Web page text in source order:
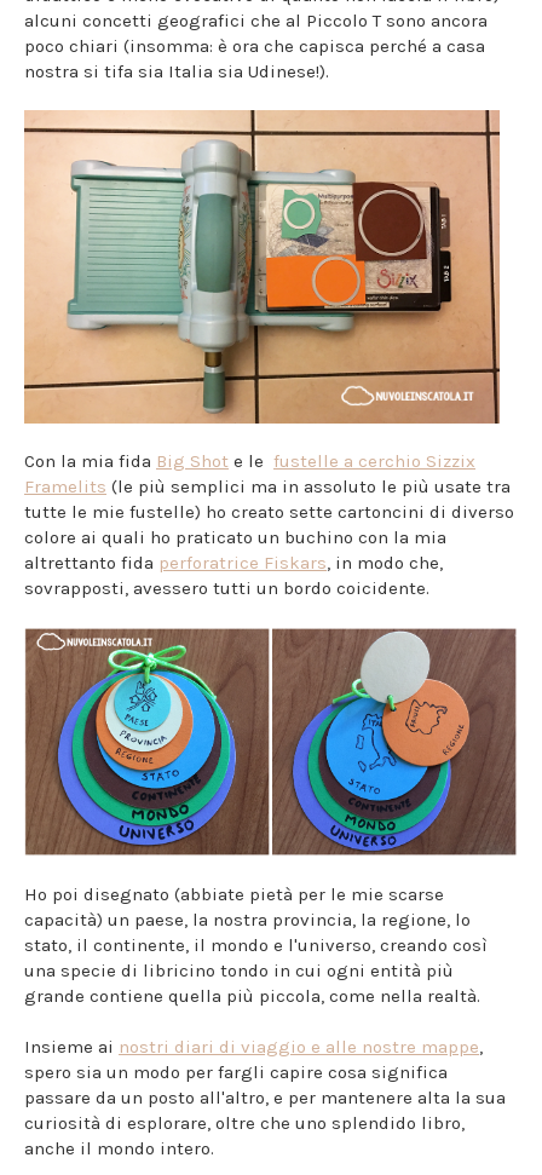
alcuni concetti geografici che al Piccolo T sono ancora
poco chiari (insomma: è ora che capisca perché a casa
nostra si tifa sia Italia sia Udinese!).
Con la mia fida Big Shot e le fustelle a cerchio Sizzix
Framelits (le più semplici ma in assoluto le più usate tra
tutte le mie fustelle) ho creato sette cartoncini di diverso
colore ai quali ho praticato un buchino con la mia
altrettanto fida perforatrice Fiskars, in modo che,
sovrapposti, avessero tutti un bordo coicidente.
Ho poi disegnato (abbiate pietà per le mie scarse
capacità) un paese, la nostra provincia, la regione, lo
stato, il continente, il mondo e l'universo, creando così
una specie di libricino tondo in cui ogni entità più
grande contiene quella più piccola, come nella realtà.
Insieme ai nostri diari di viaggio e alle nostre mappe,
spero sia un modo per fargli capire cosa significa
passare da un posto all'altro, e per mantenere alta la sua
curiosità di esplorare, oltre che uno splendido libro,
anche il mondo intero.